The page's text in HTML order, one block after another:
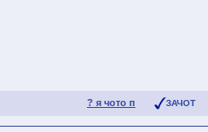
? я чото п ЗАЧОТ